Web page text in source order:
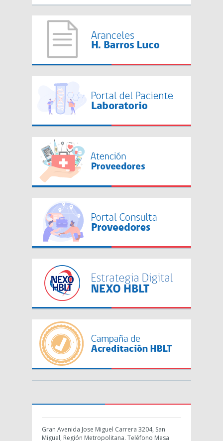
Gran Avenida Jose Miguel Carrera 3204, San
Miguel, Región Metropolitana. Teléfono Mesa